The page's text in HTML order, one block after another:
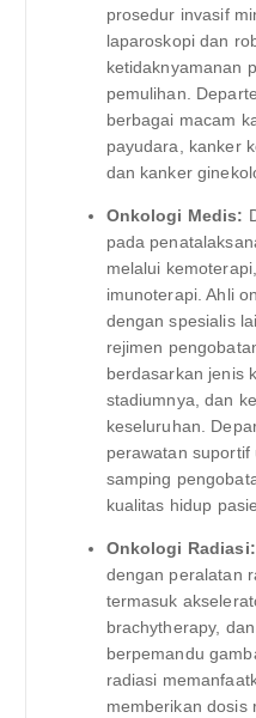
prosedur invasif
laparoskopi dan
ketidaknyamanan
pemulihan.
berbagai macam
payudara, kanker
dan kanker
Onkologi Medis:
pada
melalui
imunoterapi. Ahli
dengan spesialis
rejimen
berdasarkan jenis
stadiumnya, dan
keseluruhan.
perawatan
samping
kualitas hidup
Onkologi Radiasi:
dengan peralatan
termasuk
brachytherapy,
berpemandu
radiasi
memberikan dosis